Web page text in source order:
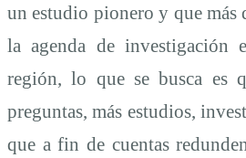
un estudio pionero y que más
la agenda de
región, lo que se busca es
preguntas, más estudios,
que a fin de cuentas